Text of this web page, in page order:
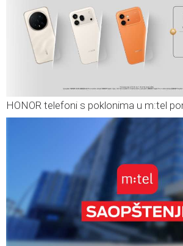
HONOR telefoni s poklonima u m:tel